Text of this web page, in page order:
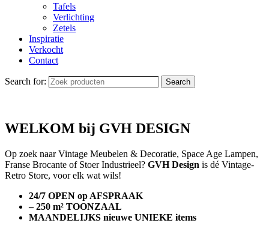
Tafels
Verlichting
Zetels
Inspiratie
Verkocht
Contact
Search for: Search
WELKOM bij GVH DESIGN
Op zoek naar Vintage Meubelen & Decoratie, Space Age Lampen,
Franse Brocante of Stoer Industrieel? GVH Design is dé Vintage-
Retro Store, voor elk wat wils!
24/7 OPEN op AFSPRAAK
– 250 m² TOONZAAL
MAANDELIJKS nieuwe UNIEKE items